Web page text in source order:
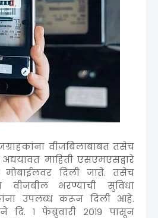
वीजबिलाबाबत तसेच
माहिती एसएमएसद्वारे
मोबाईलवर दिली जाते. तसेच
भरण्याची सुविधा
उपलब्ध करून दिली आहे.
दि. १ फेब्रुवारी २०१९ पासून